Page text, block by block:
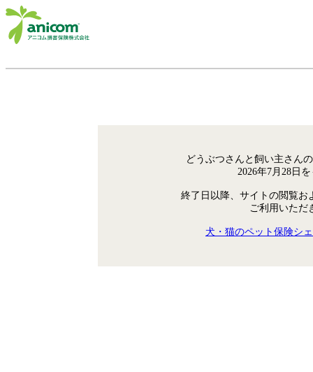
どうぶつさんと飼い主さん
2026年7月28日
終了日以降、サイトの閲覧お
ご利用いただ
犬・猫のペット保険シ